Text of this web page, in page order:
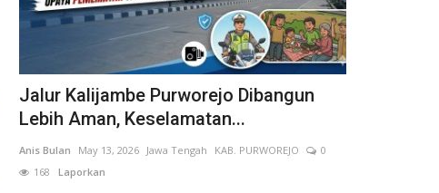
Jalur Kalijambe Purworejo Dibangun
Lebih Aman, Keselamatan...
Anis Bulan May 13, 2026 Jawa Tengah KAB. PURWOREJO
0
168 Laporkan